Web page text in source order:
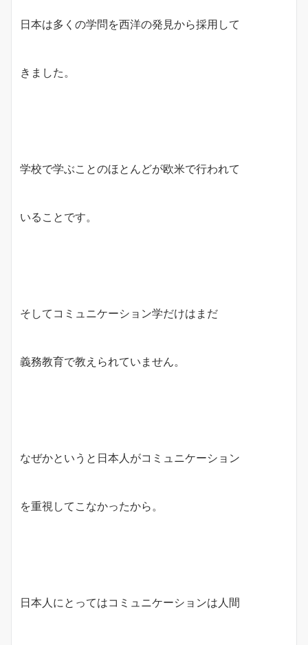
日本は多くの学問を西洋の発見から採用して
きました。
学校で学ぶことのほとんどが欧米で行われて
いることです。
そしてコミュニケーション学だけはまだ
義務教育で教えられていません。
なぜかというと日本人がコミュニケーション
を重視してこなかったから。
日本人にとってはコミュニケーションは人間